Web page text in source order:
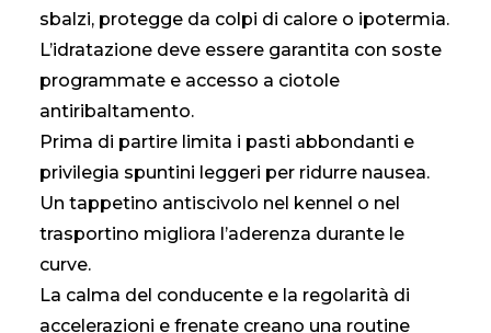
sbalzi, protegge da colpi di calore o ipotermia.
L’idratazione deve essere garantita con soste
programmate e accesso a ciotole
antiribaltamento.
Prima di partire limita i pasti abbondanti e
privilegia spuntini leggeri per ridurre nausea.
Un tappetino antiscivolo nel kennel o nel
trasportino migliora l’aderenza durante le
curve.
La calma del conducente e la regolarità di
accelerazioni e frenate creano una routine